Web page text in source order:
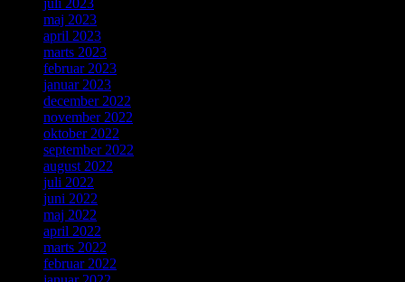
juli 2023
maj 2023
april 2023
marts 2023
februar 2023
januar 2023
december 2022
november 2022
oktober 2022
september 2022
august 2022
juli 2022
juni 2022
maj 2022
april 2022
marts 2022
februar 2022